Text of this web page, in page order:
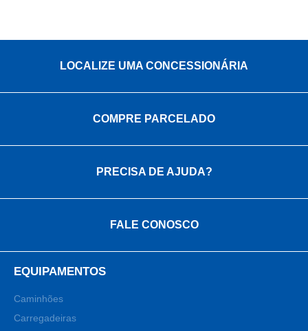
LOCALIZE UMA CONCESSIONÁRIA
COMPRE PARCELADO
PRECISA DE AJUDA?
FALE CONOSCO
EQUIPAMENTOS
Caminhões
Carregadeiras